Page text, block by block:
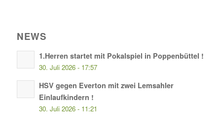
NEWS
1.Herren startet mit Pokalspiel in Poppenbüttel !
30. Juli 2026 - 17:57
HSV gegen Everton mit zwei Lemsahler
Einlaufkindern !
30. Juli 2026 - 11:21